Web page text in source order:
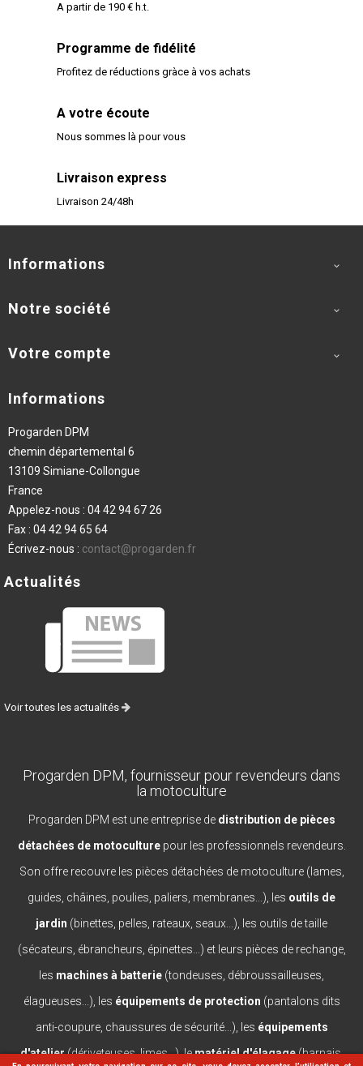
A partir de 190 € h.t.
Programme de fidélité
Profitez de réductions gràce à vos achats
A votre écoute
Nous sommes là pour vous
Livraison express
Livraison 24/48h
Informations 
Notre société 
Votre compte 
Informations
Progarden DPM
chemin départemental 6
13109 Simiane-Collongue
France
Appelez-nous : 04 42 94 67 26
Fax : 04 42 94 65 64
Écrivez-nous : contact@progarden.fr
Actualités
Voir toutes les actualités
Progarden DPM, fournisseur pour revendeurs dans
la motoculture
Progarden DPM est une entreprise de distribution de pièces
détachées de motoculturepour les professionnels revendeurs.
Son offre recouvre les pièces détachées de motoculture (lames,
guides, châines, poulies, paliers, membranes...), les outils de
jardin (binettes, pelles, rateaux, seaux...), les outils de taille
(sécateurs, ébrancheurs, épinettes...) et leurs pièces de rechange,
les machines à batterie (tondeuses, débroussailleuses,
élagueuses...), les équipements de protection (pantalons dits
anti-coupure, chaussures de sécurité...), les équipements
d'atelier(dériveteuses, limes...), lematériel d'élagage(harnais,